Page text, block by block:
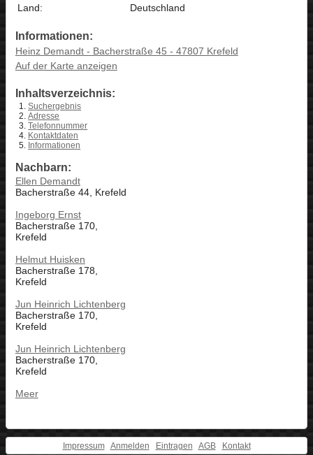
Land:
Deutschland
Informationen:
Heinz Demandt - Bacherstraße 45 - 47807 Krefeld
Auf der Karte anzeigen
Inhaltsverzeichnis:
Suchergebnis
Adresse
Telefonnummer
Kontaktdaten
Informationen
Nachbarn:
Ellen Demandt
Bacherstraße 44, Krefeld
Ingeborg Ernst
Bacherstraße 170,
Krefeld
Helmut Huisken
Bacherstraße 178,
Krefeld
Jun Heinrich Lichtenberg
Bacherstraße 170,
Krefeld
Jun Heinrich Lichtenberg
Bacherstraße 170,
Krefeld
Meer
Impressum Anmelden Eintragen AGB Kontakt